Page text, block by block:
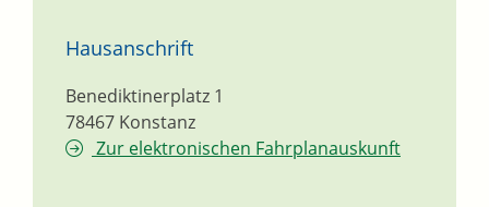
Hausanschrift
Benediktinerplatz 1
78467 Konstanz
Zur elektronischen Fahrplanauskunft